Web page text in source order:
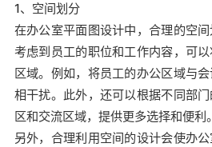
1、空间划分
在办公室平面图设计中，合理的空
考虑到员工的职位和工作内容，可
区域。例如，将员工的办公区域与
相干扰。此外，还可以根据不同部
区和交流区域，提供更多选择和便利。
另外，合理利用空间的设计会使办